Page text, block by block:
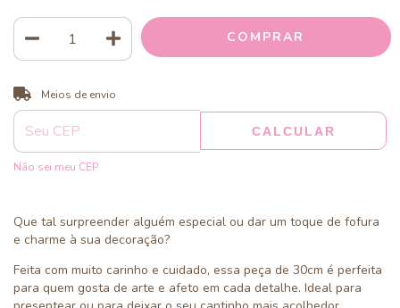
Entregas para o CEP:
Meios de envio
CALCULAR
Não sei meu CEP
Que tal surpreender alguém especial ou dar um toque de fofura
e charme à sua decoração?
Feita com muito carinho e cuidado, essa peça de 30cm é perfeita
para quem gosta de arte e afeto em cada detalhe. Ideal para